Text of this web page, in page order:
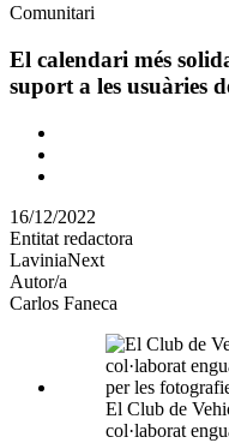
Àmbit
la
Comunitari
El calendari més
suport a les usuàries
Comparteix
altres
xarxes
socials
16/12/2022
Entitat redactora
LaviniaNext
Autor/a
Carlos Faneca
El Club de
col·laborat